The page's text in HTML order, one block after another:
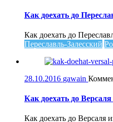
Как доехать до
Как доехать до
Переславль-Залесский
28.10.2016 gawain
Как доехать до
Как доехать до Версаля